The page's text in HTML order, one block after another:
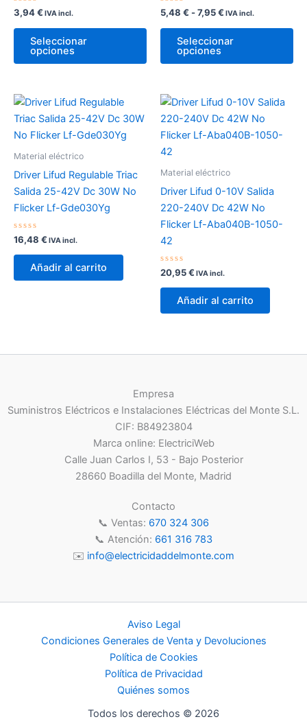
Valorado
con
0
3,94€ IVA incl.
Seleccionar
opciones
Este
producto
tiene
variantes.
Las
opciones
elegir
página
producto
Valorado
con
0
5,48 € -7,95€Rango
desde
IVA incl.
Seleccionar
opciones
Material eléctrico
Driver Lifud Regulable Triac
Salida 25-42V Dc 30W No
Flicker Lf-Gde030Yg
Valorado
con
0
16,48 € IVA incl.
Añadir al carrito
Material eléctrico
Driver Lifud 0-10V Salida
220-240V Dc 42W No
Flicker Lf-Aba040B-1050-
42
Valorado
con
0
20,95€ IVA incl.
Añadir al carrito
Empresa
Suministros Eléctricos e Instalaciones Eléctricas del Monte S.L.
CIF: B84923804
Marca online: ElectriciWeb
Calle Juan Carlos I, 53 - Bajo Posterior
28660 Boadilla del Monte, Madrid
Contacto
📞 Ventas: 670 324 306
📞 Atención: 661 316 783
✉️ info@electricidaddelmonte.com
Aviso Legal
Condiciones Generales de Venta y Devoluciones
Política de Cookies
Política de Privacidad
Quiénes somos
Todos los derechos © 2026